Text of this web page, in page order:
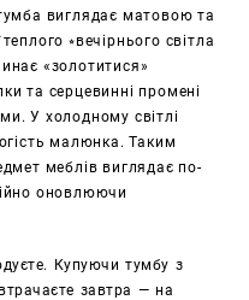
виглядає матовою та
⭒вечірнього світла
«золотитися»
та серцевинні промені
У холодному світлі
малюнка. Таким
меблів виглядає по-
оновлюючи
Купуючи тумбу з
завтра — на